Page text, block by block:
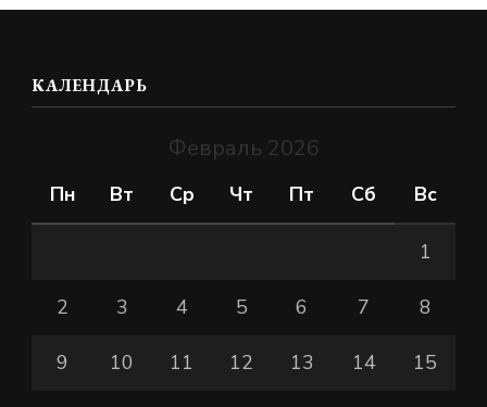
КАЛЕНДАРЬ
Февраль 2026
Пн Вт Ср Чт Пт Сб Вс
1
2 3 4 5 6 7 8
9 10 11 12 13 14 15